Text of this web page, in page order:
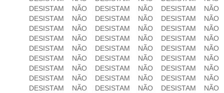
DESISTAM NÃO DESISTAM NÃO DESISTAM NÃO
DESISTAM NÃO DESISTAM NÃO DESISTAM NÃO
DESISTAM NÃO DESISTAM NÃO DESISTAM NÃO
DESISTAM NÃO DESISTAM NÃO DESISTAM NÃO
DESISTAM NÃO DESISTAM NÃO DESISTAM NÃO
DESISTAM NÃO DESISTAM NÃO DESISTAM NÃO
DESISTAM NÃO DESISTAM NÃO DESISTAM NÃO
DESISTAM NÃO DESISTAM NÃO DESISTAM NÃO
DESISTAM NÃO DESISTAM NÃO DESISTAM NÃO